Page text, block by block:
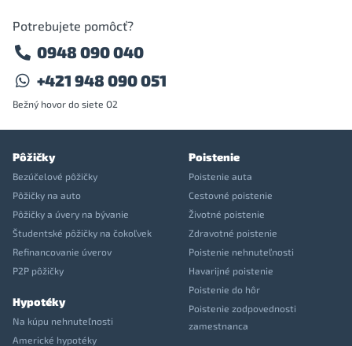
Potrebujete pomôcť?
0948 090 040
+421 948 090 051
Bežný hovor do siete O2
Pôžičky
Bezúčelové pôžičky
Pôžičky na auto
Pôžičky a úvery na bývanie
Študentské pôžičky na čokoľvek
Refinancovanie úverov
P2P pôžičky
Hypotéky
Na kúpu nehnuteľnosti
Americké hypotéky
Poistenie
Poistenie auta
Cestovné poistenie
Životné poistenie
Zdravotné poistenie
Poistenie nehnuteľnosti
Havarijné poistenie
Poistenie do hôr
Poistenie zodpovednosti
zamestnanca